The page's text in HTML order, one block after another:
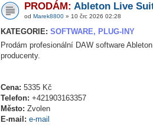
PRODÁM: Ableton Live
od Marek8800 » 10 črc 2026 02:28
KATEGORIE: SOFTWARE, PLUG-INY
Prodám profesionální DAW software
producenty.
Cena: 5335 Kč
Telefon: +421903163357
Město: Zvolen
E-mail: e-mail